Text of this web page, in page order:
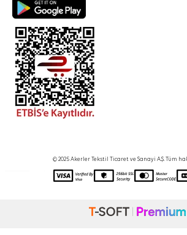
© 2025 Akerler Tekstil Ticaret ve Sanayi A.Ş. Tüm